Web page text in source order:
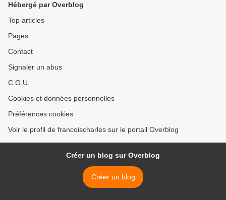
Hébergé par Overblog
Top articles
Pages
Contact
Signaler un abus
C.G.U.
Cookies et données personnelles
Préférences cookies
Voir le profil de francoischarles sur le portail Overblog
Créer un blog sur Overblog
Créer un blog